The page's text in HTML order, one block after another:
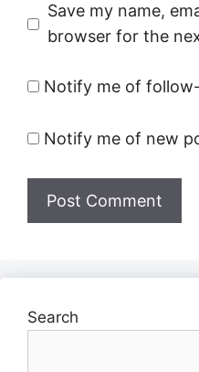
Save my name,
browser for the
Notify me of
Notify me of new
Search